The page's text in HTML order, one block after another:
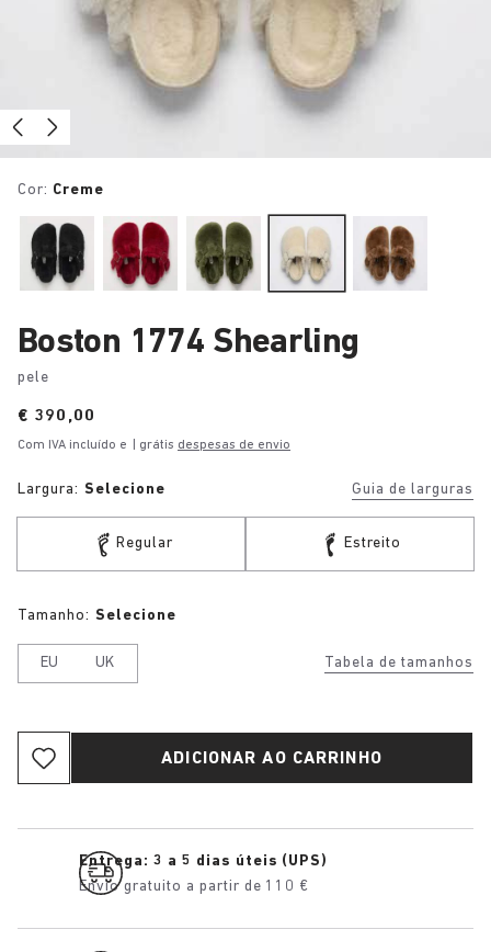
Cor: Creme
Boston 1774 Shearling
pele
Price:
€ 390,00
Com IVA incluído e | grátis despesas de envio
Largura: Selecione Guia de larguras
Regular Estreito
Tabela de tamanhos
Tamanho: Selecione
EU UK
ADICIONAR AO CARRINHO
Entrega: 3 a 5 dias úteis (UPS)
Envio gratuito a partir de 110 €